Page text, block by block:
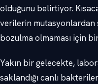
olduğunu belirtiyor.
verilerin mutasyonlardan
bozulma olmaması için
Yakın bir gelecekte,
saklandığı canlı